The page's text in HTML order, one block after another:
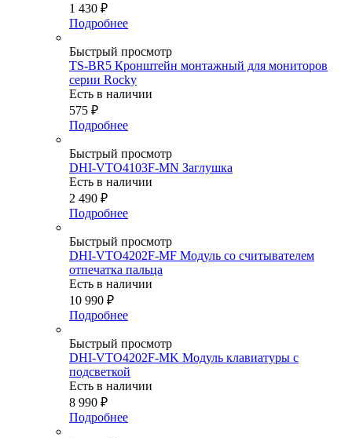
1 430 ₽
Подробнее
Быстрый просмотр
TS-BR5 Кронштейн монтажный для мониторов
серии Rocky
Есть в наличии
575 ₽
Подробнее
Быстрый просмотр
DHI-VTO4103F-MN Заглушка
Есть в наличии
2 490 ₽
Подробнее
Быстрый просмотр
DHI-VTO4202F-MF Модуль со считывателем
отпечатка пальца
Есть в наличии
10 990 ₽
Подробнее
Быстрый просмотр
DHI-VTO4202F-MK Модуль клавиатуры с
подсветкой
Есть в наличии
8 990 ₽
Подробнее